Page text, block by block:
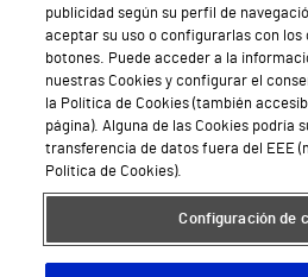
Trabajar en
Teléfono Cita
Teléfono Atención
Política de seguridad y
Conoce a
publicidad según su perfil de
aceptar su uso o configurarlas con
botones. Puede acceder a la
nuestras Cookies y configurar el
la Política de Cookies (también
página). Alguna de las Cookies podría
transferencia de datos fuera del EEE
Política de Cookies).
Configuración de